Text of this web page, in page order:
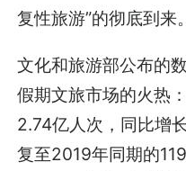
复性旅游”的彻底到来。
文化和旅游部公布的
假期文旅市场的火热
2.74亿人次，同比增
复至2019年同期的